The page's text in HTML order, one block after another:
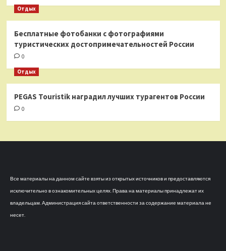
Отдых
Бесплатные фотобанки с фотографиями
туристических достопримечательностей России
0
Отдых
PEGAS Touristik наградил лучших турагентов России
0
Все материалы на данном сайте взяты из открытых источников и предоставляются
исключительно в ознакомительных целях. Права на материалы принадлежат их
владельцам. Администрация сайта ответственности за содержание материала не
несет.